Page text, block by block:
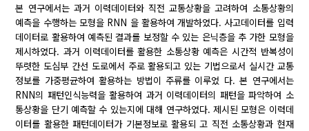
본 연구에서는 과거 이력데이터와 직전 교통상황을 고려하여 소통상황의
예측을 수행하는 모형을 RNN 을 활용하여 개발하였다. 사고데이터를 입력
데이터로 활용하여 예측된 결과를 보정할 수 있는 은닉층을 추 가한 모형을
제시하였다. 과거 이력데이터를 활용한 소통상황 예측은 시간적 반복성이
뚜렷한 도심부 간선 도로에서 주로 활용되고 있는 기법으로서 실시간 교통
정보를 가중평균하여 활용하는 방법이 주류를 이루었 다. 본 연구에서는
RNN의 패턴인식능력을 활용하여 과거 이력데이터의 패턴을 파악하여 소
통상황을 단기 예측할 수 있는지에 대해 연구하였다. 제시된 모형은 이력데
이터를 활용한 패턴데이터가 기본정보로 활용되 고 직전 소통상황과 현재